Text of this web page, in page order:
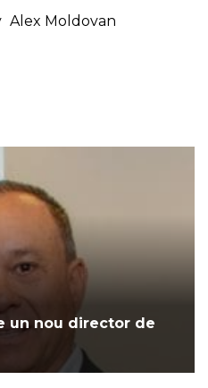
Alex Moldovan
un nou director de